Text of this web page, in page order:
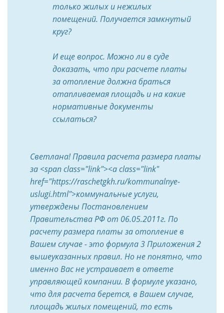
только жилых и нежилых
помещений. Получается замкнутый
круг?
И еще вопрос. Можно ли в суде
доказать, что при расчете платы
за отопление должна браться
отапливаемая площадь и на какие
нормативные документы
ссылаться?
Светлана! Правила расчета размера платы
за <span class="link"><a class="link"
href="https://raschetgkh.ru/kommunalnye-
uslugi.html">коммунальные услуги,
утверждены Постановлением
Правительства РФ от 06.05.2011г. По
расчету размера платы за отопление в
Вашем случае - это формула 3 Приложения 2
вышеуказанных правил. Но не понятно, что
именно Вас не устраивает в ответе
управляющей компании. В формуле указано,
что для расчета берется, в Вашем случае,
площадь жилых помещений, то есть